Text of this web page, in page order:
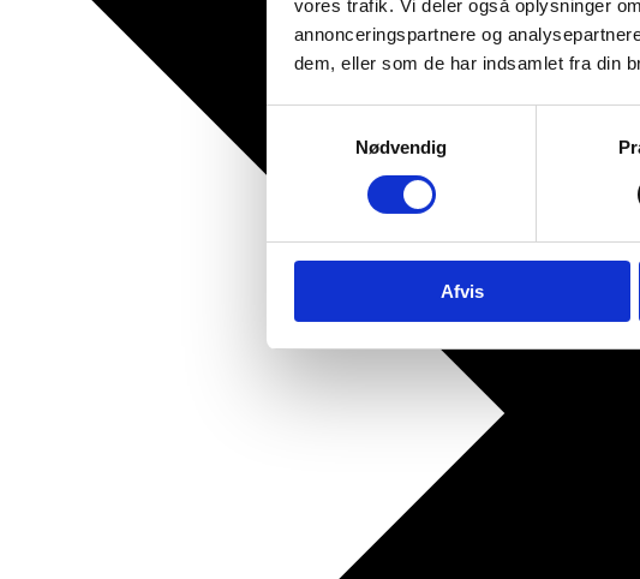
vores trafik. Vi deler også oplysninger
annonceringspartnere og
dem, eller som de har indsamlet fra din
Nødvendig
Afvis